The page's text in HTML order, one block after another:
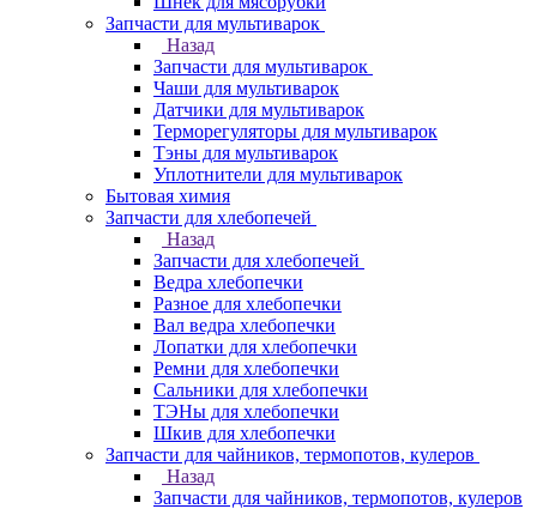
Запчасти для мультиварок
Назад
Запчасти для мультиварок
Чаши для мультиварок
Датчики для мультиварок
Терморегуляторы для мультиварок
Тэны для мультиварок
Уплотнители для мультиварок
Бытовая химия
Запчасти для хлебопечей
Назад
Запчасти для хлебопечей
Ведра хлебопечки
Разное для хлебопечки
Вал ведра хлебопечки
Лопатки для хлебопечки
Ремни для хлебопечки
Сальники для хлебопечки
ТЭНы для хлебопечки
Шкив для хлебопечки
Запчасти для чайников, термопотов, кулеров
Назад
Запчасти для чайников, термопотов, кулеров